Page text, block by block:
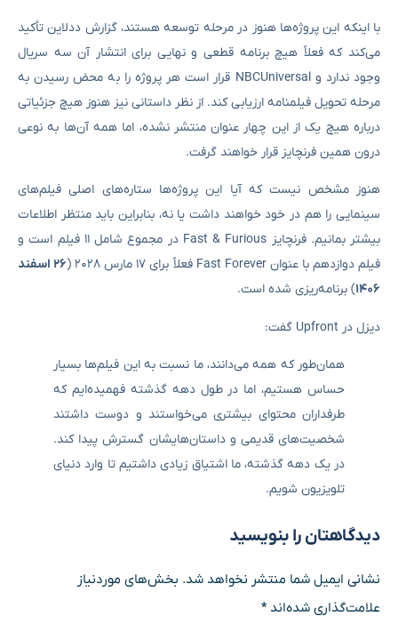
با اینکه این پروژه‌ها هنوز در مرحله توسعه هستند، گزارش ددلاین تأکید
می‌کند که فعلاً هیچ برنامه قطعی و نهایی برای انتشار آن سه سریال
وجود ندارد و NBCUniversal قرار است هر پروژه را به محض رسیدن به
مرحله تحویل فیلمنامه ارزیابی کند. از نظر داستانی نیز هنوز هیچ جزئیاتی
درباره هیچ‌ یک از این چهار عنوان منتشر نشده، اما همه آن‌ها به نوعی
درون همین فرنچایز قرار خواهند گرفت.
هنوز مشخص نیست که آیا این پروژه‌ها ستاره‌های اصلی فیلم‌های
سینمایی را هم در خود خواهند داشت یا نه، بنابراین باید منتظر اطلاعات
بیشتر بمانیم. فرنچایز Fast & Furious در مجموع شامل ۱۱ فیلم است و
فیلم دوازدهم با عنوان Fast Forever فعلاً برای ۱۷ مارس ۲۰۲۸ (
۲۶ اسفند
۱۴۰۶) برنامه‌ریزی شده است.
دیزل در Upfront گفت:
همان‌طور که همه می‌دانند، ما نسبت به این فیلم‌ها بسیار
حساس هستیم، اما در طول دهه گذشته فهمیده‌ایم که
طرفداران محتوای بیشتری می‌خواستند و دوست داشتند
شخصیت‌های قدیمی و داستان‌هایشان گسترش پیدا کند.
در یک دهه گذشته، ما اشتیاق زیادی داشتیم تا وارد دنیای
تلویزیون شویم.
دیدگاهتان را بنویسید
نشانی ایمیل شما منتشر نخواهد شد. بخش‌های موردنیاز
علامت‌گذاری شده‌اند*